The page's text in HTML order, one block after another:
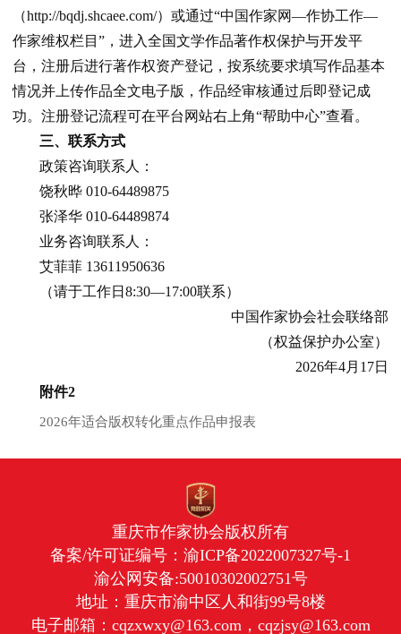
（http://bqdj.shcaee.com/）或通过“中国作家网—作协工作—
作家维权栏目”，进入全国文学作品著作权保护与开发平
台，注册后进行著作权资产登记，按系统要求填写作品基本
情况并上传作品全文电子版，作品经审核通过后即登记成
功。注册登记流程可在平台网站右上角“帮助中心”查看。
三、联系方式
政策咨询联系人：
饶秋晔 010-64489875
张泽华 010-64489874
业务咨询联系人：
艾菲菲 13611950636
（请于工作日8:30—17:00联系）
中国作家协会社会联络部
（权益保护办公室）
2026年4月17日
附件2
2026年适合版权转化重点作品申报表
重庆市作家协会版权所有
备案/许可证编号： 渝ICP备2022007327号-1
渝公网安备:50010302002751号
地址：重庆市渝中区人和街99号8楼
电子邮箱：cqzxwxy@163.com，cqzjsy@163.com